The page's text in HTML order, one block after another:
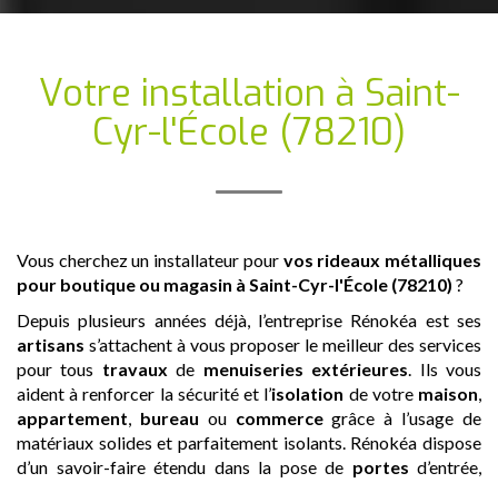
Votre installation à Saint-
Cyr-l'École (78210)
Vous cherchez un installateur pour vos rideaux métalliques
pour boutique ou magasin à Saint-Cyr-l'École (78210) ?
Depuis plusieurs années déjà, l’entreprise Rénokéa est ses
artisans s’attachent à vous proposer le meilleur des services
pour tous travaux de menuiseries extérieures. Ils vous
aident à renforcer la sécurité et l’isolation de votre maison,
appartement, bureau ou commercegrâce à l’usage de
matériaux solides et parfaitement isolants. Rénokéa dispose
d’un savoir-faire étendu dans la pose de portes d’entrée,